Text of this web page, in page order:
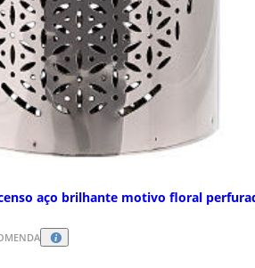
aço brilhante motivo floral